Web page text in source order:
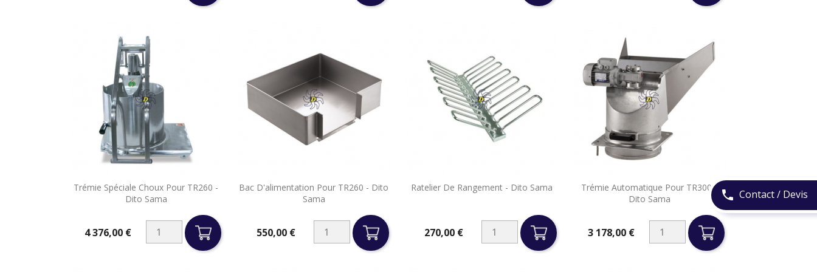
phone Contact / Devis
Trémie Spéciale Choux Pour TR260 -
Dito Sama
Prix4 376,00 €
Aperçu rapide
Bac D'alimentation Pour TR260 - Dito
Sama
550,00 €
Aperçu rapide Ratelier De Rangement - Dito Sama
270,00 €
Aperçu rapide
Trémie Automatique Pour TR300 -
Dito Sama
Prix3 178,00 €
Aperçu rapide